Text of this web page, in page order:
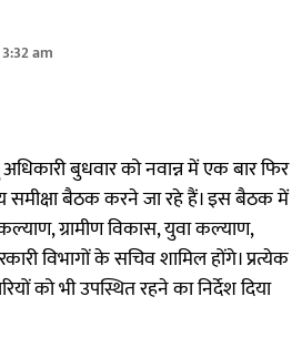
am
बुधवार को नवान्न में एक बार फिर
समीक्षा बैठक करने जा रहे हैं। इस बैठक में
ग्रामीण विकास, युवा कल्याण,
विभागों के सचिव शामिल होंगे। प्रत्येक
को भी उपस्थित रहने का निर्देश दिया